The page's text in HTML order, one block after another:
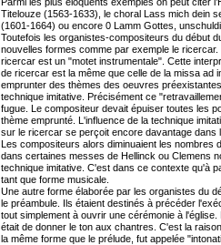
Titelouze (1563-1633), le choral Lass mich dein
(1601-1664) ou encore 0 Lamm Gottes,
Toutefois les organistes-compositeurs du début
nouvelles formes comme par exemple le
ricercar est un "motet instrumentale". Cette
de ricercar est la même que celle de la missa ad
emprunter des thèmes des oeuvres
technique imitative. Précisément ce
fugue. Le compositeur devait épuiser toutes les
thème emprunté. L'influence de la technique
sur le ricercar se perçoit encore davantage dans
Les compositeurs alors diminuaient les nombres
dans certaines messes de Hellinck ou Clemens
technique imitative. C'est dans ce contexte qu'à
tant que forme musicale.
Une autre forme élaborée par les organistes du
le préambule. Ils étaient destinés à précéder
tout simplement à ouvrir une cérémonie à
était de donner le ton aux chantres. C'est la
la même forme que le prélude, fut appelée